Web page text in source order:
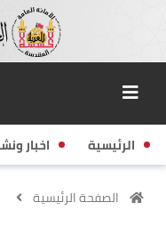
الرئيسية اخبار
الصفحة الرئيسية